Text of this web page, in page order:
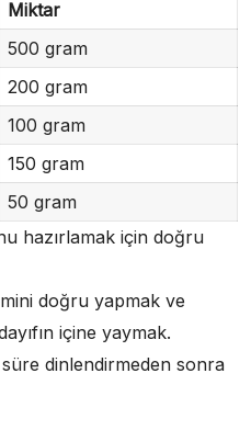
Miktar
500 gram
200 gram
100 gram
150 gram
50 gram
hazırlamak için doğru
doğru yapmak ve
içine yaymak.
dinlendirmeden sonra